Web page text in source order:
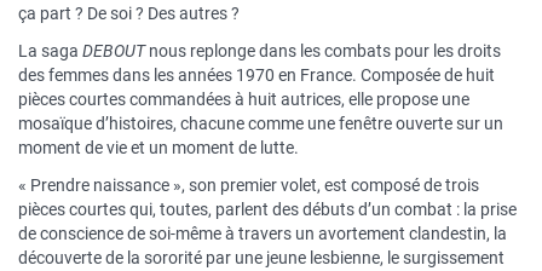
ça part ? De soi ? Des autres ?
La saga DEBOUTnous replonge dans les combats pour les droits
des femmes dans les années 1970 en France. Composée de huit
pièces courtes commandées à huit autrices, elle propose une
mosaïque d’histoires, chacune comme une fenêtre ouverte sur un
moment de vie et un moment de lutte.
« Prendre naissance », son premier volet, est composé de trois
pièces courtes qui, toutes, parlent des débuts d’un combat : la prise
de conscience de soi-même à travers un avortement clandestin, la
découverte de la sororité par une jeune lesbienne, le surgissement